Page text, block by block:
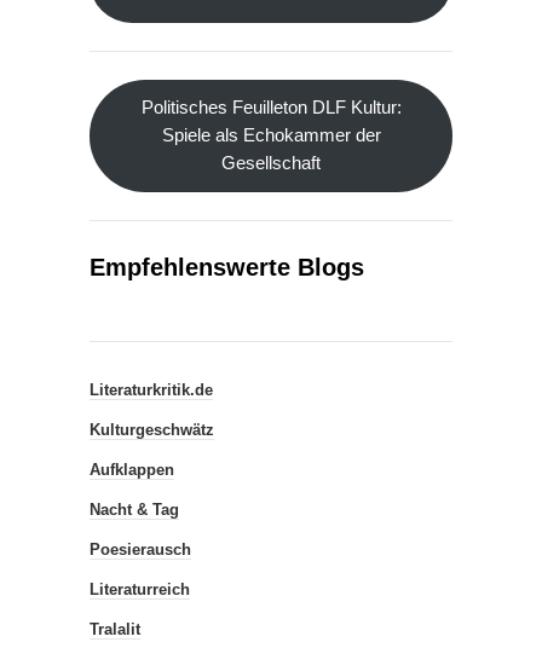
Politisches Feuilleton DLF Kultur:
Spiele als Echokammer der
Gesellschaft
Empfehlenswerte Blogs
Literaturkritik.de
Kulturgeschwätz
Aufklappen
Nacht & Tag
Poesierausch
Literaturreich
Tralalit